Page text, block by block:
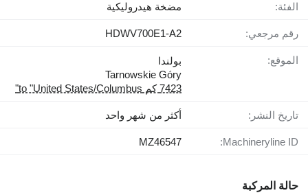
الفئة: مضخة هيدروليكية
رقم مرجعي: HDWV700E1-A2
الموقع:
بولندا
Tarnowskie Góry
7423 كم to "United States/Columbus"
تاريخ النشر: أكثر من شهر واحد
Machineryline ID:
MZ46547
حالة المركبة